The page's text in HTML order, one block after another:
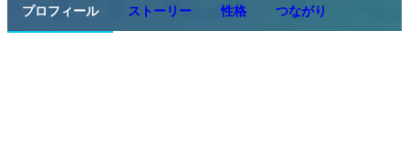
プロフィール ストーリー 性格 つながり